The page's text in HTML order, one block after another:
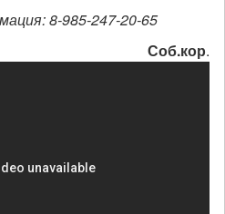
8-985-247-20-65
Соб.кор.